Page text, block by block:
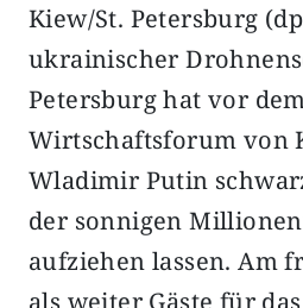
Kiew/St. Petersburg
ukrainischer
Petersburg hat vor
Wirtschaftsforum von
Wladimir Putin
der sonnigen
aufziehen lassen. Am
als weiter Gäste für